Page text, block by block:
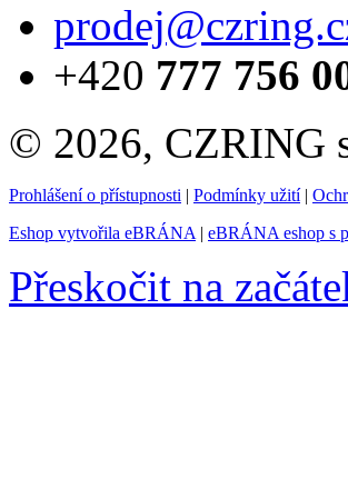
+420 777 756
© 2026, CZRING
Prohlášení o přístupnosti | Podmínky užití|
Eshop vytvořila eBRÁNA | eBRÁNA eshop s
Přeskočit na